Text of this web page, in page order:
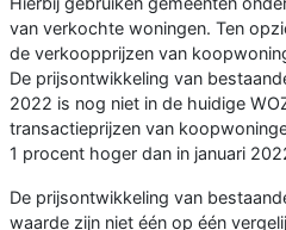
van verkochte woningen. Ten
de verkoopprijzen van
De prijsontwikkeling van
2022 is nog niet in de huidige
transactieprijzen van
1 procent hoger dan in januari
De prijsontwikkeling van
waarde zijn niet één op één